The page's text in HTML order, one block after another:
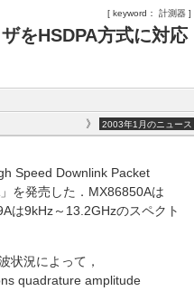
[ keyword： 計測器 ]
をHSDPA方式に対応
》 2003年1月のニュース
Speed Downlink Packet
を発売した．MX86850Aは
は9kHz～13.2GHzのスペクト
状況によって，
quadrature amplitude